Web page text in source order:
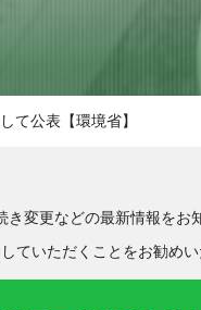
て公表【環境省】
変更などの最新情報をお
ていただくことをお勧めい